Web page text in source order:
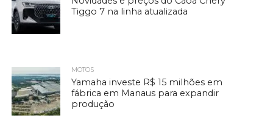
Tiggo 7 na linha atualizada
MOTOS
Yamaha investe R$ 15 milhões em
fábrica em Manaus para expandir
produção